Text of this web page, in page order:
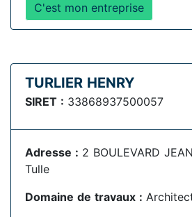
C'est mon entreprise
TURLIER HENRY
SIRET : 33868937500057
Adresse : 2 BOULEVARD
Tulle
Domaine de travaux :